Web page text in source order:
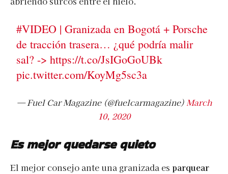
#VIDEO | Granizada en Bogotá + Porsche
de tracción trasera… ¿qué podría malir
sal? ->https://t.co/JsIGoGoUBk
pic.twitter.com/KoyMg5sc3a
— Fuel Car Magazine (@fuelcarmagazine)March
10, 2020
Es mejor quedarse quieto
El mejor consejo ante una granizada es parquear